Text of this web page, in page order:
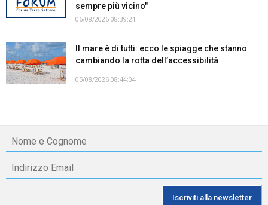
sempre più vicino"
06/08/2026 08:39:21
Il mare è di tutti: ecco le spiagge che stanno
cambiando la rotta dell’accessibilità
05/08/2026 08:44:04